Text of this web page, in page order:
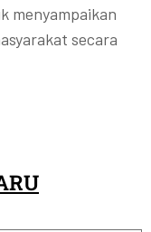
menyampaikan
secara